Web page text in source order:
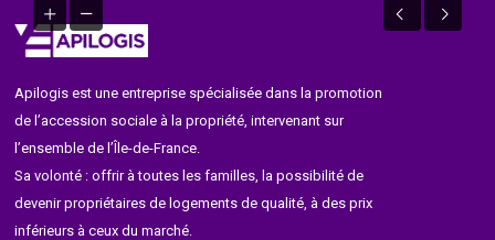
Apilogis est une entreprise spécialisée dans la promotion
de l’accession sociale à la propriété, intervenant sur
l’ensemble de l’Île-de-France.
Sa volonté : offrir à toutes les familles, la possibilité de
devenir propriétaires de logements de qualité, à des prix
inférieurs à ceux du marché.